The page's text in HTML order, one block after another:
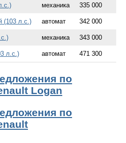
механика 335 000
(103 л.с.) автомат 342 000
механика 343 000
л.с.) автомат 471 300
по
Logan
по